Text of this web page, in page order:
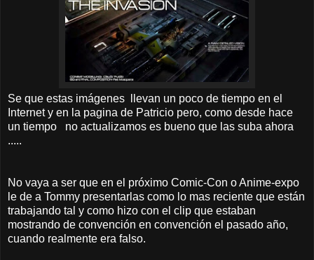
Se que estas imágenes llevan un poco de tiempo en el
Internet y en la pagina de Patricio pero, como desde hace
un tiempo no actualizamos es bueno que las suba ahora
.....
No vaya a ser que en el próximo Comic-Con o Anime-expo
le de a Tommy presentarlas como lo mas reciente que están
trabajando tal y como hizo con el clip que estaban
mostrando de convención en convención el pasado año,
cuando realmente era falso.